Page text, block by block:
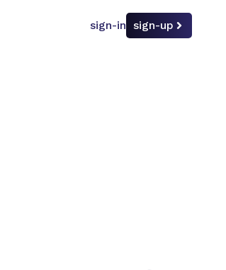
sign-in sign-up